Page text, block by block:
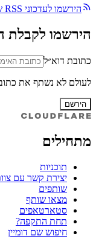
הירשמו לעדכוני RSS של WebP
הירשמו לקבלת
כתובת דוא״ל
לעולם לא נשתף את
הירשם
מתחילים
תוכניות
יצירת קשר עם
שותפים
מצאו שותף
סטארטאפים
תחת התקפה?
חיפוש שם דומיין